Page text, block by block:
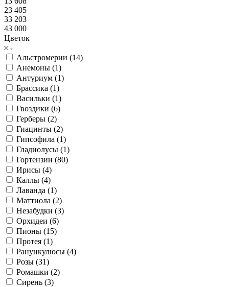
23 405
33 203
43 000
Цветок
Альстромерии (14)
Анемоны (1)
Антуриум (1)
Брассика (1)
Васильки (1)
Гвоздики (6)
Герберы (2)
Гиацинты (2)
Гипсофила (1)
Гладиолусы (1)
Гортензии (80)
Ирисы (4)
Каллы (4)
Лаванда (1)
Маттиола (2)
Незабудки (3)
Орхидеи (6)
Пионы (15)
Протея (1)
Ранункулюсы (4)
Розы (31)
Ромашки (2)
Сирень (3)